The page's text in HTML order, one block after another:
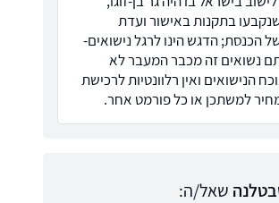
בתקנות באישור ועדת
הכנסת; הדגש הינו לרגל נישואים-
נשואים זה מכבר המעבר לא
הנישואים ואין רלוונטיות לרכישת
למשתכן או כל פורמט אחר.
שאל/ה: